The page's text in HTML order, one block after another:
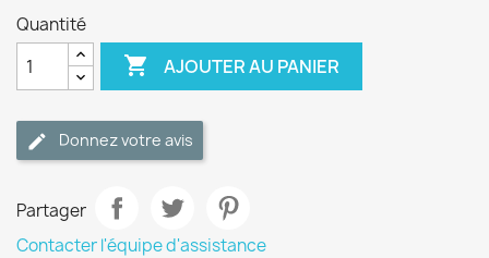
Quantité
 AJOUTER AU PANIER
Donnez votre avis
Partager
Contacter l'équipe d'assistance